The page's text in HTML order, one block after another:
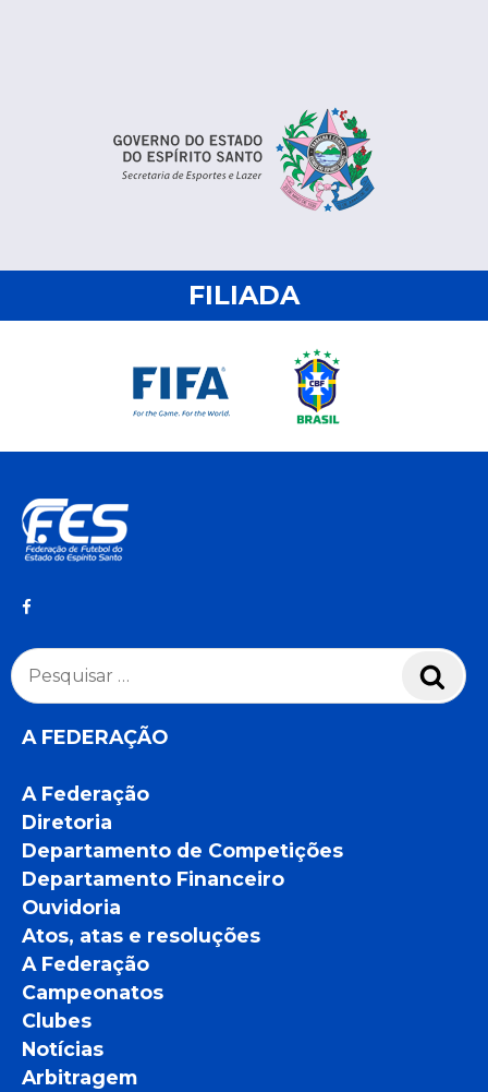
FILIADA
Pesquisar
por:
A FEDERAÇÃO
A Federação
Diretoria
Departamento de Competições
Departamento Financeiro
Ouvidoria
Atos, atas e resoluções
A Federação
Campeonatos
Clubes
Notícias
Arbitragem